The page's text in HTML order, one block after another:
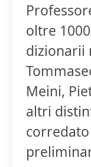
oltre
dizionarii
Meini,
altri